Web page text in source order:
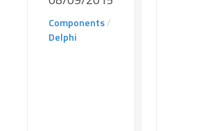
Components/
Delphi